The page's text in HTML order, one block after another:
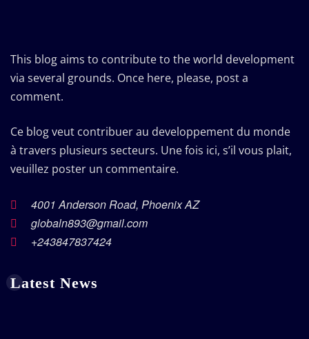
This blog aims to contribute to the world development
via several grounds. Once here, please, post a
comment.
Ce blog veut contribuer au developpement du monde
à travers plusieurs secteurs. Une fois ici, s’il vous plait,
veuillez poster un commentaire.
4001 Anderson Road, Phoenix AZ
globaln893@gmail.com
+243847837424
Latest News